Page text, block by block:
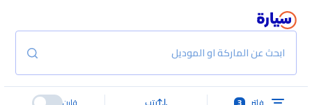
ابحث عن الماركة او الموديل